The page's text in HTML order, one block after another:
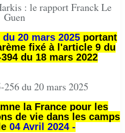
: le rapport Franck Le
Guen
du 20 mars 2025portant
fixé à l'article 9 du
du 18 mars 2022
256 du 20 mars 2025
la France pour les
de vie dans les camps
04 Avril 2024 -